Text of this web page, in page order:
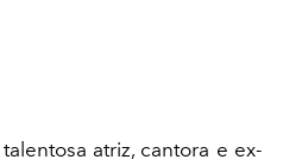
atriz, cantora e ex-